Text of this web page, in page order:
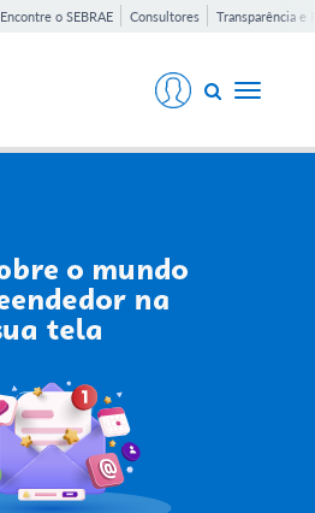
Encontre o SEBRAE Consultores Transparência e
Toggle